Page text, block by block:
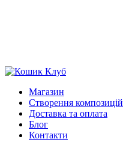
Магазин
Створення композицій
Доставка та оплата
Блог
Контакти